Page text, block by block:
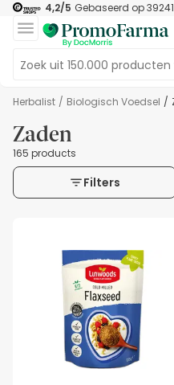
4,2/5 Gebaseerd op39241
Herbalist / Biologisch Voedsel /
Zaden
165 products
Filters